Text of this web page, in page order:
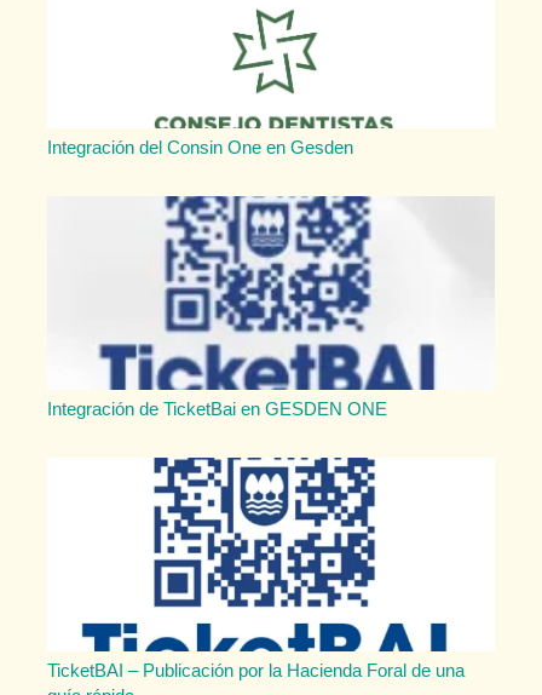
Integración del Consin One en Gesden
Integración de TicketBai en GESDEN ONE
TicketBAI – Publicación por la Hacienda Foral de una